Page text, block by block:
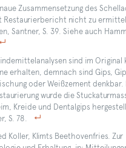
Zusammensetzung des
Restaurierbericht nicht zu
Santner, S. 39. Siehe auch
sind im Original
erhalten, demnach sind Gips,
oder Weißzement denkbar.
wurde die
Kreide und Dentalgips
S. 78.
Koller, Klimts Beethovenfries. Zur